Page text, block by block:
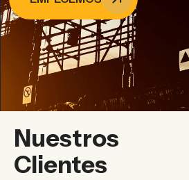
Nuestros
Clientes